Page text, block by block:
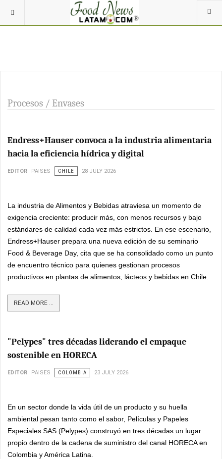
Procesos / Envases
Endress+Hauser convoca a la industria alimentaria
hacia la eficiencia hídrica y digital
EDITOR PAISES CHILE 28 JULY 2026
La industria de Alimentos y Bebidas atraviesa un momento de
exigencia creciente: producir más, con menos recursos y bajo
estándares de calidad cada vez más estrictos. En ese escenario,
Endress+Hauser prepara una nueva edición de su seminario
Food & Beverage Day, cita que se ha consolidado como un punto
de encuentro técnico para quienes gestionan procesos
productivos en plantas de alimentos, lácteos y bebidas en Chile.
READ MORE ...
"Pelypes" tres décadas liderando el empaque
sostenible en HORECA
EDITOR PAISES COLOMBIA 23 JULY 2026
En un sector donde la vida útil de un producto y su huella
ambiental pesan tanto como el sabor, Películas y Papeles
Especiales SAS (Pelypes) construyó en tres décadas un lugar
propio dentro de la cadena de suministro del canal HORECA en
Colombia y América Latina.